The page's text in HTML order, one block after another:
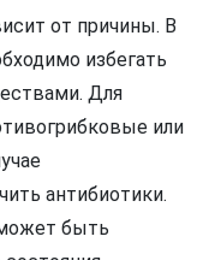
от причины. В
избегать
Для
или
антибиотики.
быть